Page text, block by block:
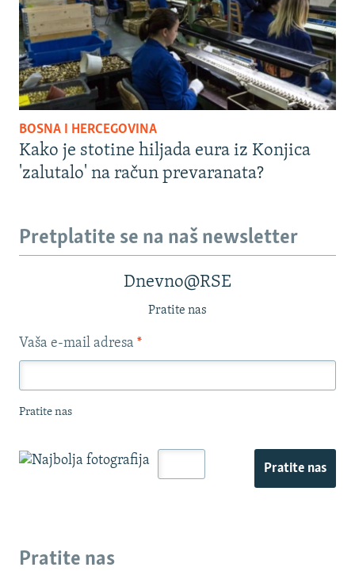
BOSNA I HERCEGOVINA
Kako je stotine hiljada eura iz Konjica
'zalutalo' na račun prevaranata?
Pretplatite se na naš newsletter
Dnevno@RSE
Pratite nas
Vaša e-mail adresa *
Pratite nas
Pratite nas
Pratite nas